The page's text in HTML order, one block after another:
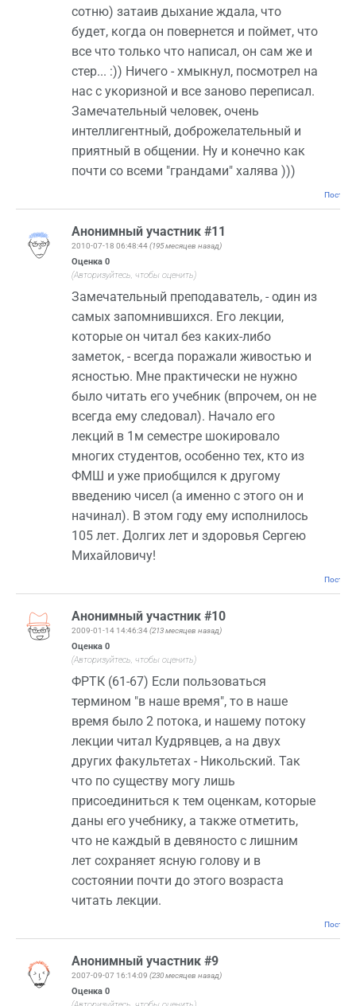
сотню) затаив дыхание ждала, что
будет, когда он повернется и поймет, что
все что только что написал, он сам же и
стер... :)) Ничего - хмыкнул, посмотрел на
нас с укоризной и все заново переписал.
Замечательный человек, очень
интеллигентный, доброжелательный и
приятный в общении. Ну и конечно как
почти со всеми "грандами" халява )))
Анонимный участник #11
2010-07-18 06:48:44(195 месяцев назад)
Оценка 0
(Авторизуйтесь, чтобы оценить)
Замечательный преподаватель, - один из
самых запомнившихся. Его лекции,
которые он читал без каких-либо
заметок, - всегда поражали живостью и
ясностью. Мне практически не нужно
было читать его учебник (впрочем, он не
всегда ему следовал). Начало его
лекций в 1м семестре шокировало
многих студентов, особенно тех, кто из
ФМШ и уже приобщился к другому
введению чисел (а именно с этого он и
начинал). В этом году ему исполнилось
105 лет. Долгих лет и здоровья Сергею
Михайловичу!
Анонимный участник #10
2009-01-14 14:46:34(213 месяцев назад)
Оценка 0
(Авторизуйтесь, чтобы оценить)
ФРТК (61-67) Если пользоваться
термином "в наше время", то в наше
время было 2 потока, и нашему потоку
лекции читал Кудрявцев, а на двух
других факультетах - Никольский. Так
что по существу могу лишь
присоединиться к тем оценкам, которые
даны его учебнику, а также отметить,
что не каждый в девяносто с лишним
лет сохраняет ясную голову и в
состоянии почти до этого возраста
читать лекции.
Анонимный участник #9
2007-09-07 16:14:09 (230 месяцев назад)
Оценка 0